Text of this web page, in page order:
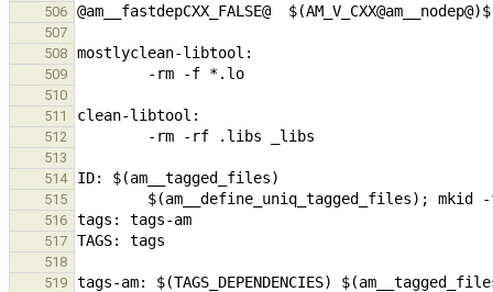
506
507
508
509
510
511
512
513
514
515
516
517
518
519